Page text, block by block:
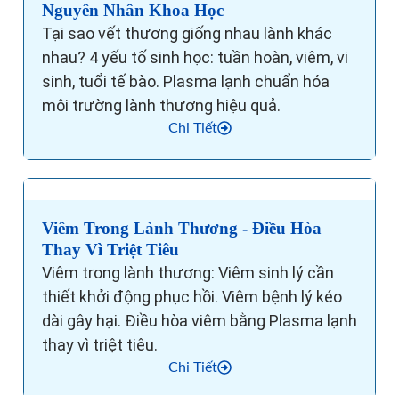
Nguyên Nhân Khoa Học
Tại sao vết thương giống nhau lành khác
nhau? 4 yếu tố sinh học: tuần hoàn, viêm, vi
sinh, tuổi tế bào. Plasma lạnh chuẩn hóa
môi trường lành thương hiệu quả.
Chi Tiết
Viêm Trong Lành Thương - Điều Hòa
Thay Vì Triệt Tiêu
Viêm trong lành thương: Viêm sinh lý cần
thiết khởi động phục hồi. Viêm bệnh lý kéo
dài gây hại. Điều hòa viêm bằng Plasma lạnh
thay vì triệt tiêu.
Chi Tiết